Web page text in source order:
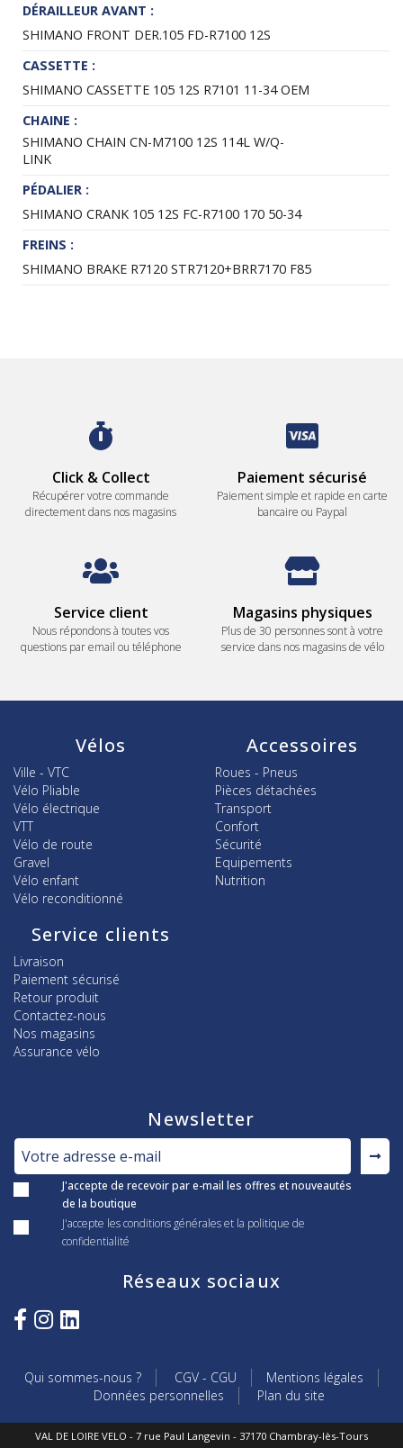
DÉRAILLEUR AVANT :
SHIMANO FRONT DER.105 FD-R7100 12S
CASSETTE :
SHIMANO CASSETTE 105 12S R7101 11-34 OEM
CHAINE :
SHIMANO CHAIN CN-M7100 12S 114L W/Q-
LINK
PÉDALIER :
SHIMANO CRANK 105 12S FC-R7100 170 50-34
FREINS :
SHIMANO BRAKE R7120 STR7120+BRR7170 F85
Click & Collect
Récupérer votre commande
directement dans nos magasins
Paiement sécurisé
Paiement simple et rapide en carte
bancaire ou Paypal
Service client
Nous répondons à toutes vos
questions par email ou téléphone
Magasins physiques
Plus de 30 personnes sont à votre
service dans nos magasins de vélo
Vélos
Ville - VTC
Vélo Pliable
Vélo électrique
VTT
Vélo de route
Gravel
Vélo enfant
Vélo reconditionné
Accessoires
Roues - Pneus
Pièces détachées
Transport
Confort
Sécurité
Equipements
Nutrition
Service clients
Livraison
Paiement sécurisé
Retour produit
Contactez-nous
Nos magasins
Assurance vélo
Newsletter
J'accepte de recevoir par e-mail les offres et nouveautés
de la boutique
J'accepte les conditions générales et la politique de
confidentialité
Réseaux sociaux
Qui sommes-nous ? CGV - CGU
Mentions légales
Données personnelles
Plan du site
VAL DE LOIRE VELO - 7 rue Paul Langevin - 37170 Chambray-lès-Tours